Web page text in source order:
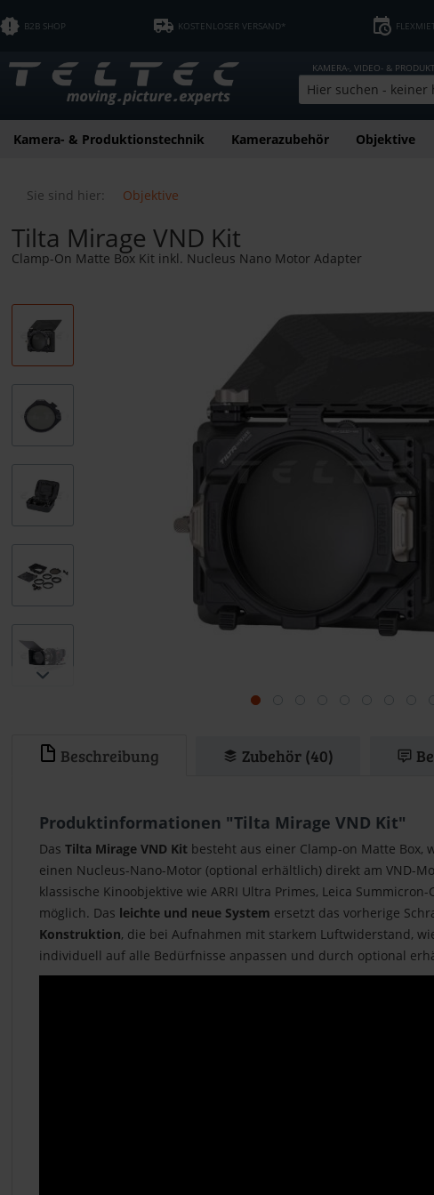
B2B SHOP KOSTENLOSER VERSAND*
KAMERA-, VIDEO- &
Kamera- & Produktionstechnik Kamerazubehör Objektive
Sie sind hier: Objektive
Tilta Mirage VND Kit
Clamp-On Matte Box Kit inkl. Nucleus Nano Motor Adapter
Beschreibung Zubehör (40)
Produktinformationen "Tilta Mirage VND Kit"
Das Tilta Mirage VND Kit besteht aus einer Clamp-on Matte Box,
einen Nucleus-Nano-Motor (optional erhältlich) direkt am VND-
klassische Kinoobjektive wie ARRI Ultra Primes, Leica
möglich. Das leichte und neue System ersetzt das vorherige
Konstruktion, die bei Aufnahmen mit starkem Luftwiderstand,
individuell auf alle Bedürfnisse anpassen und durch optional